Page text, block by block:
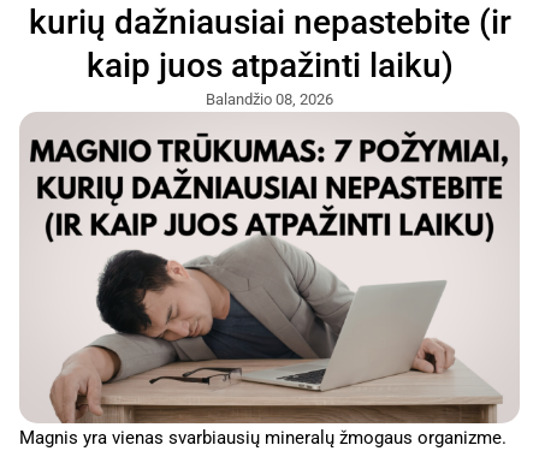
kurių dažniausiai nepastebite (ir
kaip juos atpažinti laiku)
Balandžio 08, 2026
Magnis yra vienas svarbiausių mineralų žmogaus organizme.